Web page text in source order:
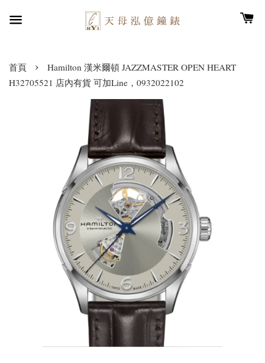
首頁 ›
Hamilton 漢米爾頓 JAZZMASTER OPEN HEART
H32705521 店內有貨 可加Line，0932022102